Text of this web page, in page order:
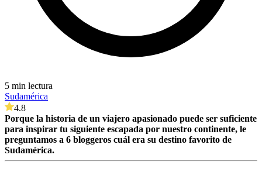
5 min lectura
Sudamérica
4.8
Porque la historia de un viajero apasionado puede ser suficiente
para inspirar tu siguiente escapada por nuestro continente, le
preguntamos a 6 bloggeros cuál era su destino favorito de
Sudamérica.